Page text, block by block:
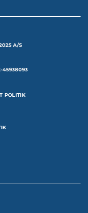
A/S
45938093
POLITIK